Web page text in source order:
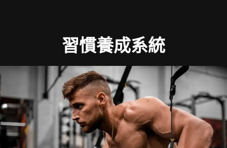
習慣養成系統